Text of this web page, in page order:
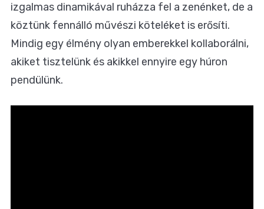
izgalmas dinamikával ruházza fel a zenénket, de a
köztünk fennálló művészi köteléket is erősíti.
Mindig egy élmény olyan emberekkel kollaborálni,
akiket tisztelünk és akikkel ennyire egy húron
pendülünk.